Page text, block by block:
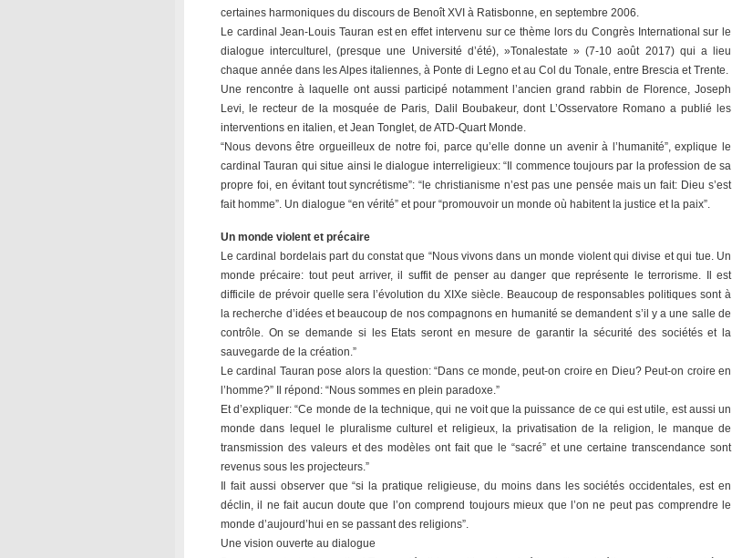
certaines harmoniques du discours de Benoît XVI à Ratisbonne, en septembre 2006.
Le cardinal Jean-Louis Tauran est en effet intervenu sur ce thème lors du Congrès International sur le
dialogue interculturel, (presque une Université d’été), »Tonalestate » (7-10 août 2017) qui a lieu
chaque année dans les Alpes italiennes, à Ponte di Legno et au Col du Tonale, entre Brescia et Trente.
Une rencontre à laquelle ont aussi participé notamment l’ancien grand rabbin de Florence, Joseph
Levi, le recteur de la mosquée de Paris, Dalil Boubakeur, dont L’Osservatore Romano a publié les
interventions en italien, et Jean Tonglet, de ATD-Quart Monde.
“Nous devons être orgueilleux de notre foi, parce qu’elle donne un avenir à l’humanité”, explique le
cardinal Tauran qui situe ainsi le dialogue interreligieux: “Il commence toujours par la profession de sa
propre foi, en évitant tout syncrétisme”: “le christianisme n’est pas une pensée mais un fait: Dieu s’est
fait homme”. Un dialogue “en vérité” et pour “promouvoir un monde où habitent la justice et la paix”.
Un monde violent et précaire
Le cardinal bordelais part du constat que “Nous vivons dans un monde violent qui divise et qui tue. Un
monde précaire: tout peut arriver, il suffit de penser au danger que représente le terrorisme. Il est
difficile de prévoir quelle sera l’évolution du XIXe siècle. Beaucoup de responsables politiques sont à
la recherche d’idées et beaucoup de nos compagnons en humanité se demandent s’il y a une salle de
contrôle. On se demande si les Etats seront en mesure de garantir la sécurité des sociétés et la
sauvegarde de la création.”
Le cardinal Tauran pose alors la question: “Dans ce monde, peut-on croire en Dieu? Peut-on croire en
l’homme?” Il répond: “Nous sommes en plein paradoxe.”
Et d’expliquer: “Ce monde de la technique, qui ne voit que la puissance de ce qui est utile, est aussi un
monde dans lequel le pluralisme culturel et religieux, la privatisation de la religion, le manque de
transmission des valeurs et des modèles ont fait que le “sacré” et une certaine transcendance sont
revenus sous les projecteurs.”
Il fait aussi observer que “si la pratique religieuse, du moins dans les sociétés occidentales, est en
déclin, il ne fait aucun doute que l’on comprend toujours mieux que l’on ne peut pas comprendre le
monde d’aujourd’hui en se passant des religions”.
Une vision ouverte au dialogue